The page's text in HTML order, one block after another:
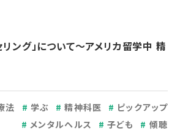
ング」について～アメリカ留学中 精
法 学ぶ 精神科医
ピックアップ
メンタルヘルス
子ども 傾聴